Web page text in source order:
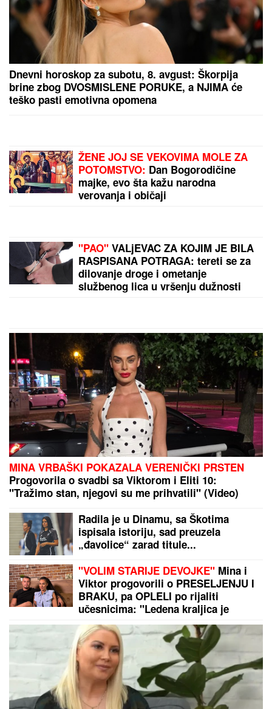
"PLAŠIM SE SMRTI"Pevačica (73) u panici nakon
smrti kolega: "Velika sam kukavica, mužu ne smem
ANELI DOBILA PREPISKE FILIPA I
JOVANE CVIJANOVIĆ
oglasila: "Sve dođe do mene", evo
Ćerka pokojnog pevača zaprepastila
javnost: "Jesam sponzoruša i skupa
Dnevni horoskop za subotu, 8. avgust: Škorpija
brine zbog DVOSMISLENE PORUKE, a NJIMA će
ŽENE JOJ SE VEKOVIMA MOLE ZA
POTOMSTVO:Dan Bogorodičine
majke, evo šta kažu narodna
verovanja i običaji
"PAO"VALjEVAC ZA KOJIM JE BILA
RASPISANA POTRAGA: tereti se za
dilovanje droge i ometanje
službenog lica u vršenju dužnosti